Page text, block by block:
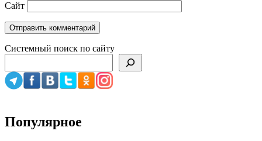
Сайт
Системный поиск по сайту
Популярное